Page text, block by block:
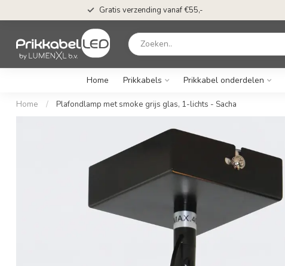
Gratis verzending vanaf €55,-
Home Prikkabels Prikkabel onderdelen
Home / Plafondlamp met smoke grijs glas, 1-lichts - Sacha